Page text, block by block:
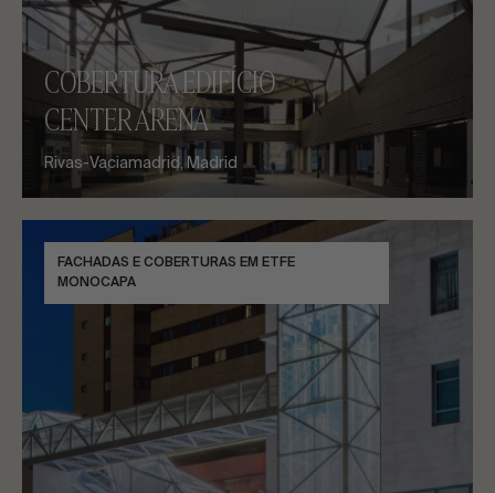
COBERTURA EDIFÍCIO
CENTER ARENA
Rivas-Vaciamadrid, Madrid
FACHADAS E COBERTURAS EM ETFE
MONOCAPA